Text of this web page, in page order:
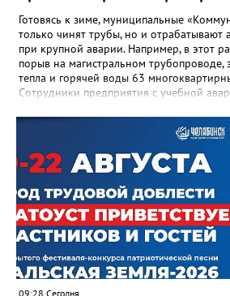
Готовясь к зиме, муниципальные
только чинят трубы, но и отрабатывают
при крупной аварии. Например, в этот
порыв на магистральном трубопроводе,
тепла и горячей воды 63
Сотрудники предприятия с учебной
отметили и недочёты. «Например,
несвоевременно приняли меры для
“перемерзания” общей домовой тепловой
многоквартирного дома, отсутствовало
ресурсоснабжающей организацией,
— сообщила начальник Главного
Настенко. В следующий раз,
Госжилинспекции, службы должны
оперативно делиться информацией со
заинтересованными – от поставщика
потребителей.
09:28 Сегодня